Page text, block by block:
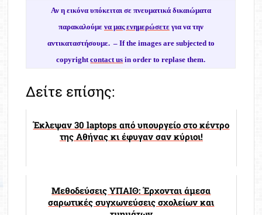
Αν η εικόνα υπόκειται σε πνευματικά δικαιώματα
παρακαλούμε να μας ενημερώσετεγια να την
αντικαταστήσουμε. – If the images are subjected to
copyrightcontact us in order to replase them.
Δείτε επίσης:
Έκλεψαν 30 laptops από υπουργείο στο κέντρο
της Αθήνας κι έφυγαν σαν κύριοι!
Μεθοδεύσεις ΥΠΑΙΘ: Έρχονται άμεσα
σαρωτικές συγχωνεύσεις σχολείων και